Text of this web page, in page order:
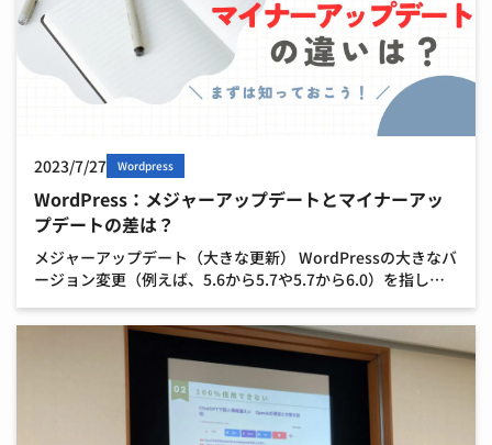
2023/7/27 Wordpress
WordPress：メジャーアップデートとマイナーアッ
プデートの差は？
メジャーアップデート（大きな更新） WordPressの大きなバ
ージョン変更（例えば、5.6から5.7や5.7から6.0）を指しま
で、たくさんの新しい情報や大きな変 […]